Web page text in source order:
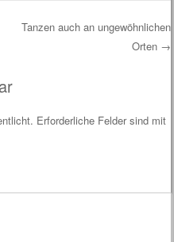
Tanzen auch an ungewöhnlichen
Orten →
Erforderliche Felder sind mit